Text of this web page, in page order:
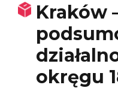
Kraków
okręgu